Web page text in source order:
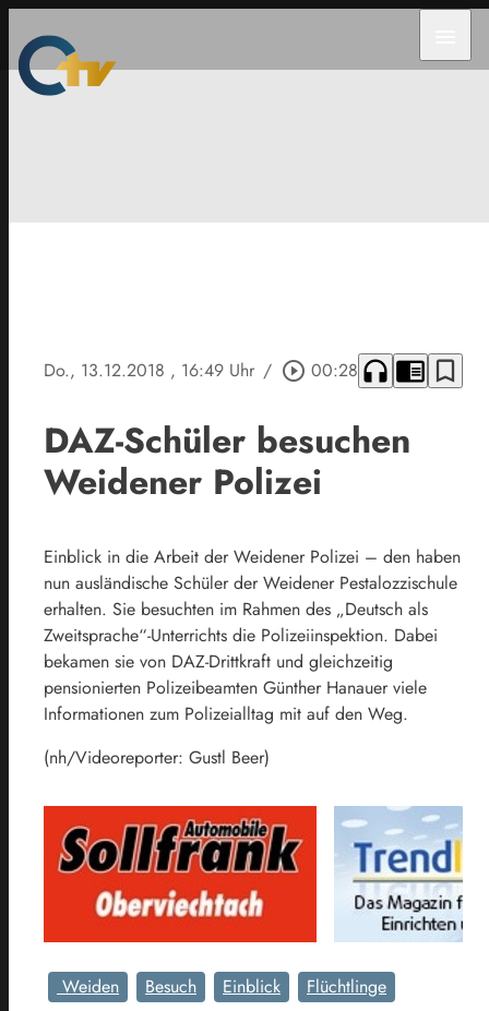
Do., 13.12.2018 , 16:49 Uhr / play_circle_outline 00:28 headphones chrome_reader_mode bookmark_border
DAZ-Schüler besuchen
Weidener Polizei
Einblick in die Arbeit der Weidener Polizei – den haben
nun ausländische Schüler der Weidener Pestalozzischule
erhalten. Sie besuchten im Rahmen des „Deutsch als
Zweitsprache“-Unterrichts die Polizeiinspektion. Dabei
bekamen sie von DAZ-Drittkraft und gleichzeitig
pensionierten Polizeibeamten Günther Hanauer viele
Informationen zum Polizeialltag mit auf den Weg.
(nh/Videoreporter: Gustl Beer)
Weiden Besuch Einblick
Flüchtlinge